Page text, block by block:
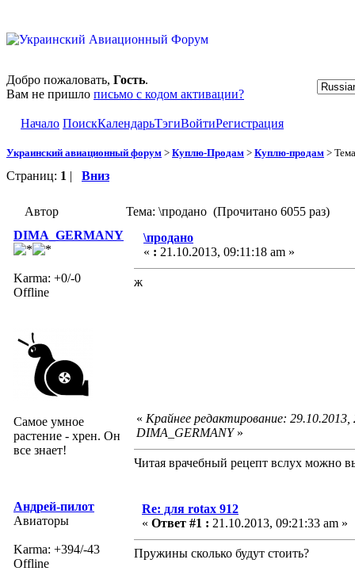
Добро пожаловать, Гость.
Вам не пришло письмо с кодом активации?
Начало ПоискКалендарьТэгиВойтиРегистрация
Украинский авиационный форум > Куплю-Продам > Куплю-продам >
Страниц: 1 | Вниз
Автор
Тема: \продано (Прочитано 6055 раз)
DIMA_GERMANY
Karma: +0/-0
Offline
Самое умное
растение - хрен. Он
все знает!
\продано
« : 21.10.2013, 09:11:18 am »
ж
« Крайнее редактирование:
DIMA_GERMANY»
Читая врачебный рецепт вслух можно
Андрей-пилот
Авиаторы
Karma: +394/-43
Offline
Re: для rotax 912
« Ответ #1 : 21.10.2013, 09:21:33 am »
Пружины сколько будут стоить?